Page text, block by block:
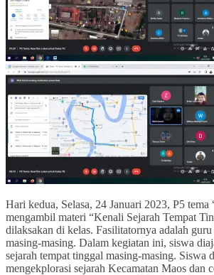
Hari kedua, Selasa, 24 Januari 2023, P5
mengambil materi “Kenali Sejarah Tempat
dilaksakan di kelas. Fasilitatornya adalah
masing-masing. Dalam kegiatan ini, siswa
sejarah tempat tinggal masing-masing. Siswa
mengekplorasi sejarah Kecamatan Maos dan